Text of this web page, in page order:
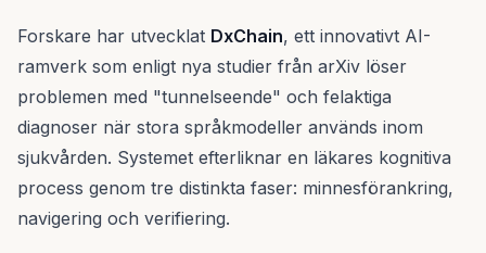
Forskare har utvecklat DxChain, ett innovativt AI-
ramverk som enligt nya studier från arXiv löser
problemen med "tunnelseende" och felaktiga
diagnoser när stora språkmodeller används inom
sjukvården. Systemet efterliknar en läkares kognitiva
process genom tre distinkta faser: minnesförankring,
navigering och verifiering.